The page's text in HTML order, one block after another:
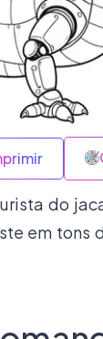
do
em tons